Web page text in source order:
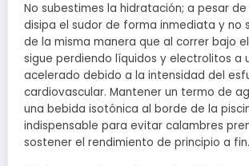
No subestimes la hidratación; a pesar
disipa el sudor de forma inmediata y no
de la misma manera que al correr bajo
sigue perdiendo líquidos y electrolitos a
acelerado debido a la intensidad del
cardiovascular. Mantener un termo de
una bebida isotónica al borde de la
indispensable para evitar calambres
sostener el rendimiento de principio a fin.